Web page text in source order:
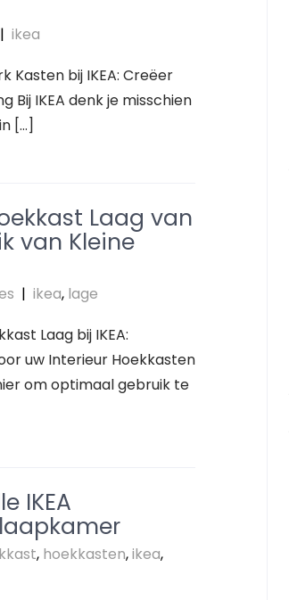
| ikea
Kasten bij IKEA: Creëer
Bij IKEA denk je misschien
[…]
Laag van
van Kleine
| ikea, lage
Laag bij IKEA:
uw Interieur Hoekkasten
om optimaal gebruik te
IKEA
, hoekkasten,ikea,